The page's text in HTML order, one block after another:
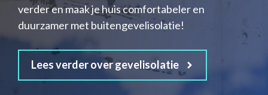
verder en maak je huis comfortabeler en
duurzamer met buitengevelisolatie!
Lees verder over gevelisolatie